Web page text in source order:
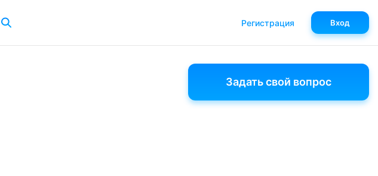
Задать свой вопрос
Регистрация Вход